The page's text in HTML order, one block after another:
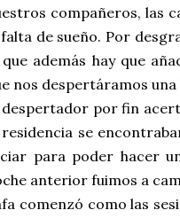
compañeros, las
de sueño. Por
además hay que
nos despertáramos
despertador por fin
se
para poder hacer
anterior fuimos a
comenzó como las